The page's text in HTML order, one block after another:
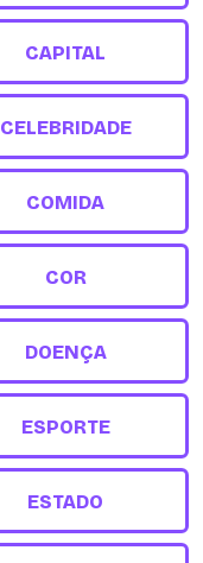
CAPITAL
CELEBRIDADE
COMIDA
COR
DOENÇA
ESPORTE
ESTADO